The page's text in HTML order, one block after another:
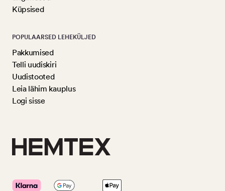
Küpsised
POPULAARSED LEHEKÜLJED
Pakkumised
Telli uudiskiri
Uudistooted
Leia lähim kauplus
Logi sisse